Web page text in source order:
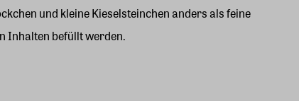
und kleine Kieselsteinchen anders als feine
Inhalten befüllt werden.